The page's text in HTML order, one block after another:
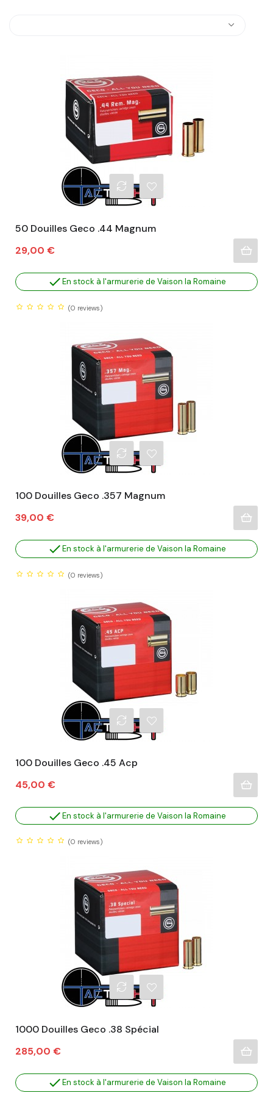
50 Douilles Geco .44 Magnum
Prix
29,00 €
En stock à l'armurerie de Vaison la Romaine
(0 reviews)
100 Douilles Geco .357 Magnum
Prix
39,00 €
En stock à l'armurerie de Vaison la Romaine
(0 reviews)
100 Douilles Geco .45 Acp
Prix
45,00 €
En stock à l'armurerie de Vaison la Romaine
(0 reviews)
1000 Douilles Geco .38 Spécial
Prix
285,00 €
En stock à l'armurerie de Vaison la Romaine